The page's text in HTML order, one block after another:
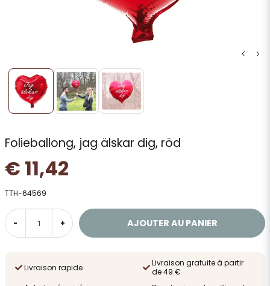
Folieballong, jag älskar dig, röd
€ 11,42
TTH-64569
- + AJOUTER AU PANIER
Livraison rapide
Livraison gratuite à partir
de 49 €